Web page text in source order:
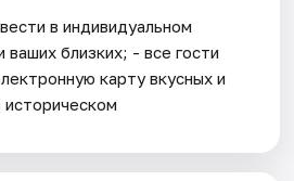
в индивидуальном
близких; - все гости
карту вкусных и